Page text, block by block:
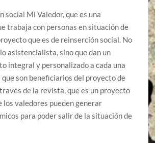
social Mi Valedor, que es una
trabaja con personas en situación de
que es de reinserción social. No
asistencialista, sino que dan un
integral y personalizado a cada una
que son beneficiarios del proyecto de
de la revista, que es un proyecto
los valedores pueden generar
para poder salir de la situación de